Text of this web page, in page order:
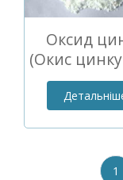
Оксид
(Окис
1